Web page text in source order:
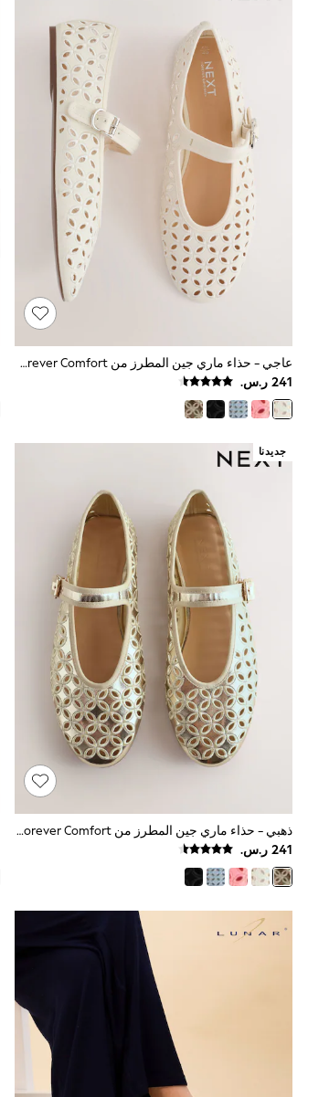
Sandals
Shorts
Swimwear
Hats & Caps
Vests
Sunglasses
Beach Towels
Bags
Travel Bags
Luggage
Angel & Rocket
B by Ted Baker
Baker by Ted Baker
Boden
Lipsy
Love & Roses
Mint Velvet
SCHOOWEAR
All Boys Schoolwear
Shoes
Trousers
Shorts
Shirts
Polo Shirts
Coats & Jackets
Underwear
Socks
Multipacks
All Boys Sport & Swimwear
Trainers & Pumps
Swimwear
Tops
Shorts
Joggers
adidas
Nike
All Girls Schoolwear
Shoes
Dresses
Trousers
Skirts
Sweatshirts
Cardigans
Coats & Jackets
Underwear
Multipacks
All Girls Sports & Swimwear
Trainers & Pumps
عاجي - حذاء ماري جين المطرز من Forever Comfort®
جديدنا
ذهبي - حذاء ماري جين المطرز من Forever Comfort®